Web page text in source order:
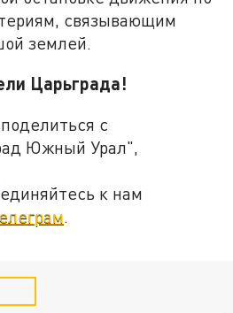
связывающим
землей.
Царьграда!
с
Южный Урал",
к нам
.